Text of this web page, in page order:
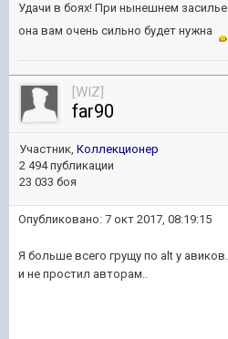
Удачи в боях! При нынешнем
она вам очень сильно будет нужна
[WIZ]
far90
Участник, Коллекционер
2 494 публикации
23 033 боя
Опубликовано: 7 окт 2017, 08:19:15
Я больше всего грущу по alt у
и не простил авторам..